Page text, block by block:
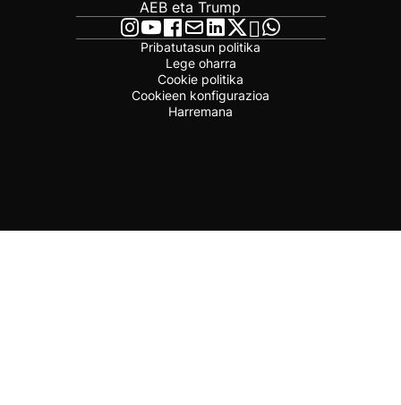
AEB eta Trump
Pribatutasun politika
Lege oharra
Cookie politika
Cookieen konfigurazioa
Harremana